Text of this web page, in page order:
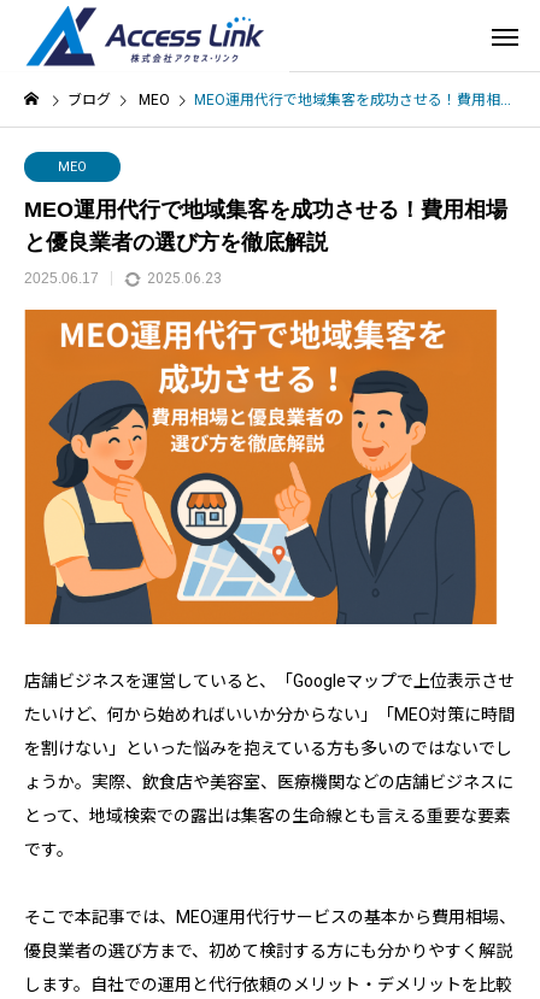
ブログ MEO MEO運用代行で地域集客を成功させる！費用相場と優良業者の選び方を徹底解説
MEO
MEO運用代行で地域集客を成功させる！費用相場
と優良業者の選び方を徹底解説
2025.06.17 2025.06.23
店舗ビジネスを運営していると、「Googleマップで上位表示させ
たいけど、何から始めればいいか分からない」「MEO対策に時間
を割けない」といった悩みを抱えている方も多いのではないでし
ょうか。実際、飲食店や美容室、医療機関などの店舗ビジネスに
とって、地域検索での露出は集客の生命線とも言える重要な要素
です。
そこで本記事では、MEO運用代行サービスの基本から費用相場、
優良業者の選び方まで、初めて検討する方にも分かりやすく解説
します。自社での運用と代行依頼のメリット・デメリットを比較